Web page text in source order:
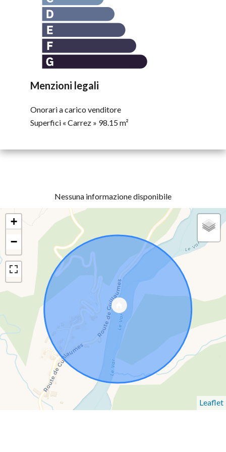
Menzioni legali
Onorari a carico venditore
Superfici « Carrez » 98.15 m²
Nessuna informazione disponibile
+
−
Leaflet